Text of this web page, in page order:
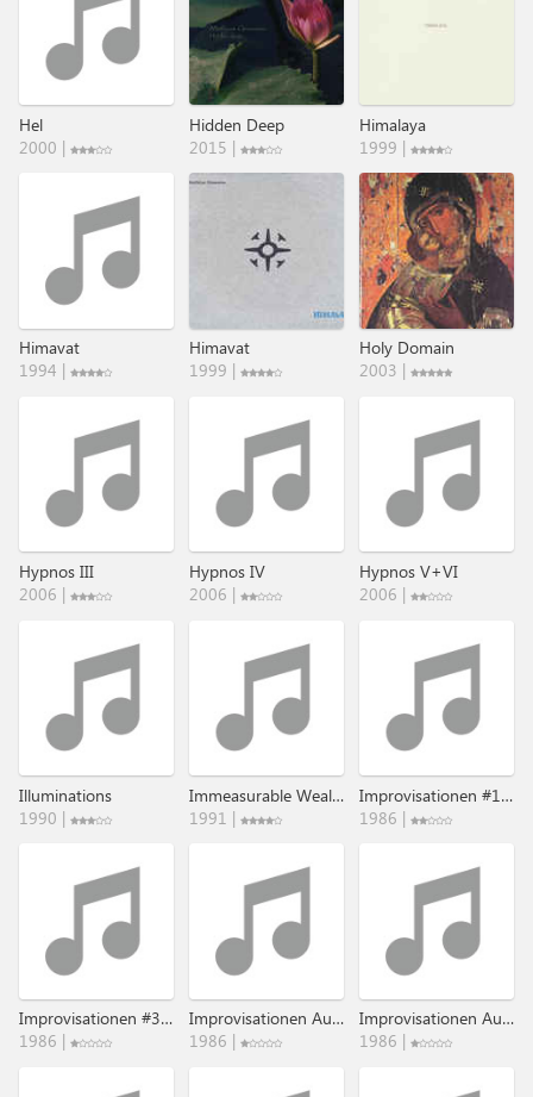
Hel
2000 |
Hidden Deep
2015 |
Himalaya
1999 |
Himavat
1994 |
Himavat
1999 |
Holy Domain
2003 |
Hypnos III
2006 |
Hypnos IV
2006 |
Hypnos V+VI
2006 |
Illuminations
1990 |
Immeasurable Wealth
1991 |
Improvisationen #1 & #2
1986 |
Improvisationen #3 & #4
1986 |
Improvisationen Auf Der Sirr-Zither
1986 |
Improvisationen Auf Der Sirr-Zither II
1986 |